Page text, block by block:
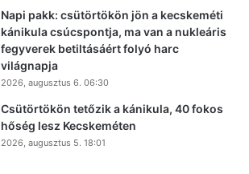
Napi pakk: csütörtökön jön a kecskeméti
kánikula csúcspontja, ma van a nukleáris
fegyverek betiltásáért folyó harc
világnapja
2026, augusztus 6. 06:30
Csütörtökön tetőzik a kánikula, 40 fokos
hőség lesz Kecskeméten
2026, augusztus 5. 18:01